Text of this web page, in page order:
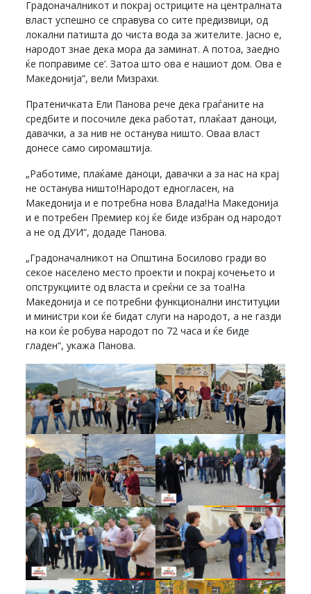
Градоначалникот и покрај остриците на централната
власт успешно се справува со сите предизвици, од
локални патишта до чиста вода за жителите. Јасно е,
народот знае дека мора да заминат. А потоа, заедно
ќе поправиме се’. Затоа што ова е нашиот дом. Ова е
Македонија“, вели Мизрахи.
Пратеничката Ели Панова рече дека граѓаните на
средбите и посочиле дека работат, плаќаат даноци,
давачки, а за нив не останува ништо. Оваа власт
донесе само сиромаштија.
„Работиме, плаќаме даноци, давачки а за нас на крај
не останува ништо!Народот едногласен, на
Македонија и е потребна нова Влада!На Македонија
и е потребен Премиер кој ќе биде избран од народот
а не од ДУИ“, додаде Панова.
„Градоначалникот на Општина Босилово гради во
секое населено место проекти и покрај кочењето и
опструкциите од власта и среќни се за тоа!На
Македонија и се потребни функционални институции
и министри кои ќе бидат слуги на народот, а не газди
на кои ќе робува народот по 72 часа и ќе биде
гладен“, укажа Панова.